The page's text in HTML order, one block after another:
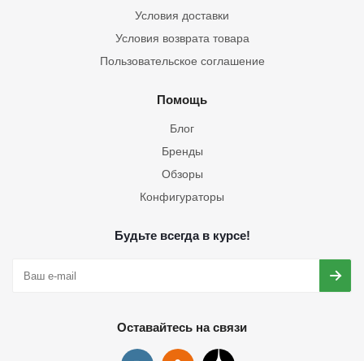
Условия доставки
Условия возврата товара
Пользовательское соглашение
Помощь
Блог
Бренды
Обзоры
Конфигураторы
Будьте всегда в курсе!
Оставайтесь на связи